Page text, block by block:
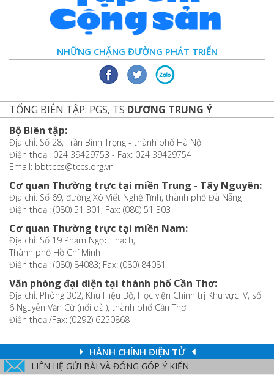
NHỮNG CHẶNG ĐƯỜNG PHÁT TRIỂN
TỔNG BIÊN TẬP: PGS, TS DƯƠNG TRUNG Ý
Bộ Biên tập:
Địa chỉ: Số 28, Trần Bình Trọng - thành phố Hà Nội
Điện thoại: 024 39429753 - Fax: 024 39429754
Email: bbttccs@tccs.org.vn
Cơ quan Thường trực tại miền Trung - Tây Nguyên:
Địa chỉ: Số 69, đường Xô Viết Nghệ Tĩnh, thành phố Đà Nẵng
Điện thoại: (080) 51 301; Fax: (080) 51 303
Cơ quan Thường trực tại miền Nam:
Địa chỉ: Số 19 Phạm Ngọc Thạch,
Thành phố Hồ Chí Minh
Điện thoại: (080) 84083; Fax: (080) 84081
Văn phòng đại diện tại thành phố Cần Thơ:
Địa chỉ: Phòng 302, Khu Hiệu Bộ, Học viện Chính trị Khu vực IV, số
6 Nguyễn Văn Cừ (nối dài), thành phố Cần Thơ
Điện thoại/Fax: (0292) 6250868
HÀNH CHÍNH ĐIỆN TỬ
LIÊN HỆ GỬI BÀI VÀ ĐÓNG GÓP Ý KIẾN